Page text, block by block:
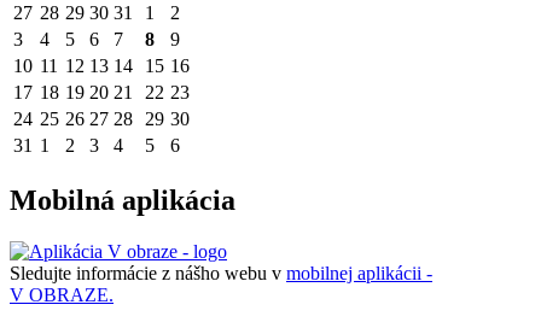
27 28 29 30 31 1
2
3
4 5 6 7 8
9
10 11 12 13 14 15 16
17 18 19 20 21 22 23
24 25 26 27 28 29 30
31 1 2 3 4 5 6
Mobilná aplikácia
Sledujte informácie z nášho webu v mobilnej aplikácii -
V OBRAZE.